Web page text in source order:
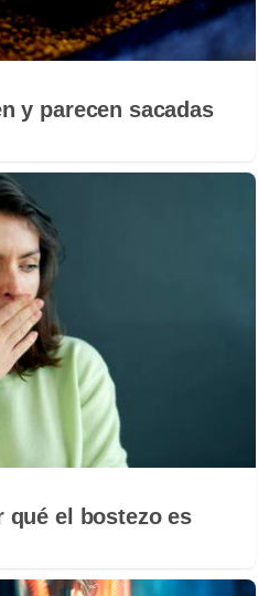
y parecen sacadas
qué el bostezo es